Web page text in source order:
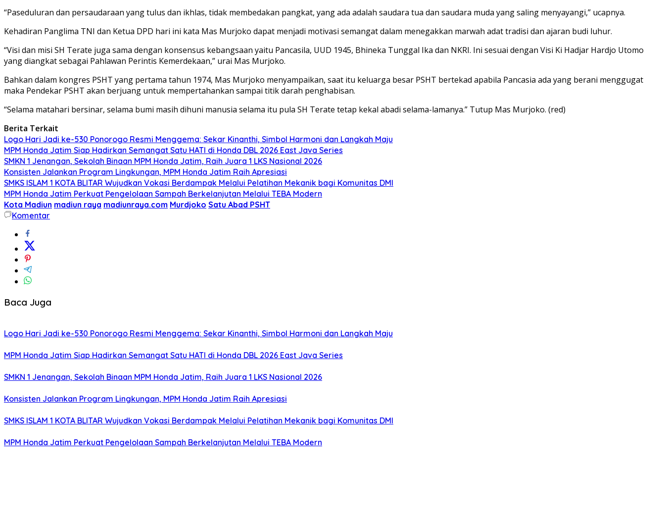
“Paseduluran dan persaudaraan yang tulus dan ikhlas, tidak membedakan pangkat, yang ada adalah saudara tua dan saudara muda yang saling menyayangi,” ucapnya.
Kehadiran Panglima TNI dan Ketua DPD hari ini kata Mas Murjoko dapat menjadi motivasi semangat dalam menegakkan marwah adat tradisi dan ajaran budi luhur.
“Visi dan misi SH Terate juga sama dengan konsensus kebangsaan yaitu Pancasila, UUD 1945, Bhineka Tunggal Ika dan NKRI. Ini sesuai dengan Visi Ki Hadjar Hardjo Utomo
yang diangkat sebagai Pahlawan Perintis Kemerdekaan,” urai Mas Murjoko.
Bahkan dalam kongres PSHT yang pertama tahun 1974, Mas Murjoko menyampaikan, saat itu keluarga besar PSHT bertekad apabila Pancasia ada yang berani menggugat
maka Pendekar PSHT akan berjuang untuk mempertahankan sampai titik darah penghabisan.
“Selama matahari bersinar, selama bumi masih dihuni manusia selama itu pula SH Terate tetap kekal abadi selama-lamanya.” Tutup Mas Murjoko. (red)
Berita Terkait
Logo Hari Jadi ke-530 Ponorogo Resmi Menggema: Sekar Kinanthi, Simbol Harmoni dan Langkah Maju
MPM Honda Jatim Siap Hadirkan Semangat Satu HATI di Honda DBL 2026 East Java Series
SMKN 1 Jenangan, Sekolah Binaan MPM Honda Jatim, Raih Juara 1 LKS Nasional 2026
Konsisten Jalankan Program Lingkungan, MPM Honda Jatim Raih Apresiasi
SMKS ISLAM 1 KOTA BLITAR Wujudkan Vokasi Berdampak Melalui Pelatihan Mekanik bagi Komunitas DMI
MPM Honda Jatim Perkuat Pengelolaan Sampah Berkelanjutan Melalui TEBA Modern
Kota Madiun madiun raya madiunraya.com Murdjoko Satu Abad PSHT
Komentar
Baca Juga
Logo Hari Jadi ke-530 Ponorogo Resmi Menggema: Sekar Kinanthi, Simbol Harmoni dan Langkah Maju
MPM Honda Jatim Siap Hadirkan Semangat Satu HATI di Honda DBL 2026 East Java Series
SMKN 1 Jenangan, Sekolah Binaan MPM Honda Jatim, Raih Juara 1 LKS Nasional 2026
Konsisten Jalankan Program Lingkungan, MPM Honda Jatim Raih Apresiasi
SMKS ISLAM 1 KOTA BLITAR Wujudkan Vokasi Berdampak Melalui Pelatihan Mekanik bagi Komunitas DMI
MPM Honda Jatim Perkuat Pengelolaan Sampah Berkelanjutan Melalui TEBA Modern